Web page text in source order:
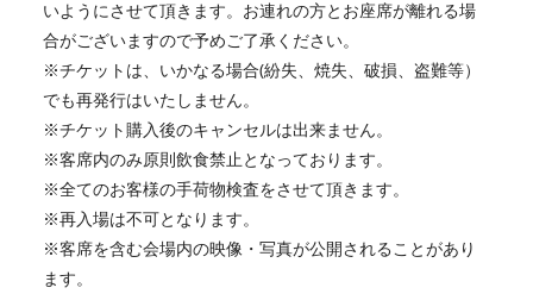
いようにさせて頂きます。お連れの方とお座席が離れる場
合がございますので予めご了承ください。
※チケットは、いかなる場合(紛失、焼失、破損、盗難等）
でも再発行はいたしません。
※チケット購入後のキャンセルは出来ません。
※客席内のみ原則飲食禁止となっております。
※全てのお客様の手荷物検査をさせて頂きます。
※再入場は不可となります。
※客席を含む会場内の映像・写真が公開されることがあり
ます。